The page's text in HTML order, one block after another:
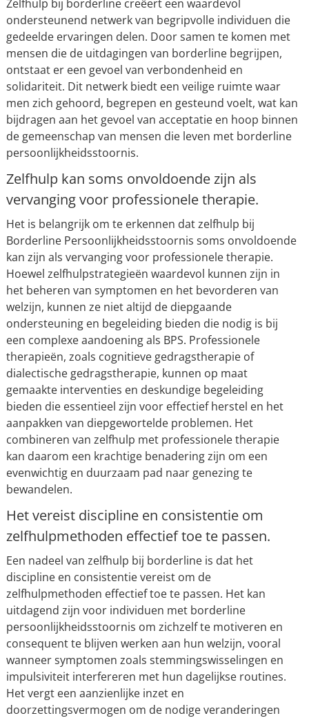
Zelfhulp bij borderline creëert een waardevol
ondersteunend netwerk van begripvolle individuen die
gedeelde ervaringen delen. Door samen te komen met
mensen die de uitdagingen van borderline begrijpen,
ontstaat er een gevoel van verbondenheid en
solidariteit. Dit netwerk biedt een veilige ruimte waar
men zich gehoord, begrepen en gesteund voelt, wat kan
bijdragen aan het gevoel van acceptatie en hoop binnen
de gemeenschap van mensen die leven met borderline
persoonlijkheidsstoornis.
Zelfhulp kan soms onvoldoende zijn als
vervanging voor professionele therapie.
Het is belangrijk om te erkennen dat zelfhulp bij
Borderline Persoonlijkheidsstoornis soms onvoldoende
kan zijn als vervanging voor professionele therapie.
Hoewel zelfhulpstrategieën waardevol kunnen zijn in
het beheren van symptomen en het bevorderen van
welzijn, kunnen ze niet altijd de diepgaande
ondersteuning en begeleiding bieden die nodig is bij
een complexe aandoening als BPS. Professionele
therapieën, zoals cognitieve gedragstherapie of
dialectische gedragstherapie, kunnen op maat
gemaakte interventies en deskundige begeleiding
bieden die essentieel zijn voor effectief herstel en het
aanpakken van diepgewortelde problemen. Het
combineren van zelfhulp met professionele therapie
kan daarom een krachtige benadering zijn om een
evenwichtig en duurzaam pad naar genezing te
bewandelen.
Het vereist discipline en consistentie om
zelfhulpmethoden effectief toe te passen.
Een nadeel van zelfhulp bij borderline is dat het
discipline en consistentie vereist om de
zelfhulpmethoden effectief toe te passen. Het kan
uitdagend zijn voor individuen met borderline
persoonlijkheidsstoornis om zichzelf te motiveren en
consequent te blijven werken aan hun welzijn, vooral
wanneer symptomen zoals stemmingswisselingen en
impulsiviteit interfereren met hun dagelijkse routines.
Het vergt een aanzienlijke inzet en
doorzettingsvermogen om de nodige veranderingen